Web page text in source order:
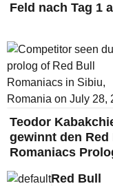
Feld nach Tag 1
Teodor
gewinnt den Red
Romaniacs
Red Bull